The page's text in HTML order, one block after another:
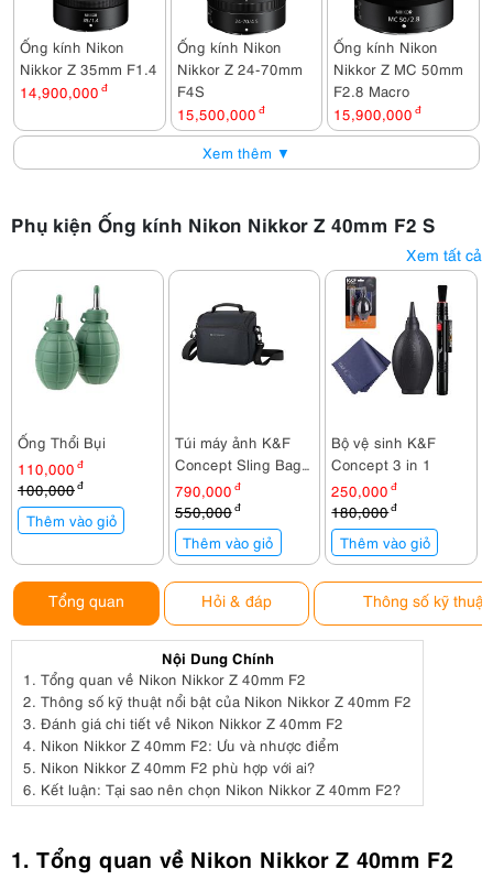
Ống kính Nikon
Nikkor Z 35mm F1.4
14,900,000 đ
Ống kính Nikon
Nikkor Z 24-70mm
F4S
15,500,000 đ
Ống kính Nikon
Nikkor Z MC 50mm
F2.8 Macro
15,900,000 đ
Xem thêm ▼
Phụ kiện Ống kính Nikon Nikkor Z 40mm F2 S
Xem tất cả
Ống Thổi Bụi
110,000 đ
100,000đ
Thêm vào giỏ
Túi máy ảnh K&F
Concept Sling Bag
KF13.179
790,000 đ
550,000 đ
Thêm vào giỏ
Bộ vệ sinh K&F
Concept 3 in 1
250,000 đ
180,000đ
Thêm vào giỏ
Tổng quan Hỏi & đáp Thông số kỹ thuật
Nội Dung Chính
1. Tổng quan về Nikon Nikkor Z 40mm F2
2. Thông số kỹ thuật nổi bật của Nikon Nikkor Z 40mm F2
3. Đánh giá chi tiết về Nikon Nikkor Z 40mm F2
4. Nikon Nikkor Z 40mm F2: Ưu và nhược điểm
5. Nikon Nikkor Z 40mm F2 phù hợp với ai?
6. Kết luận: Tại sao nên chọn Nikon Nikkor Z 40mm F2?
1. Tổng quan về Nikon Nikkor Z 40mm F2